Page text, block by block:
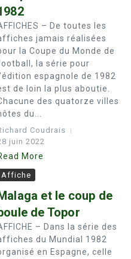
– De toutes les
jamais réalisées
la Coupe du Monde de
la série pour
l’édition espagnole de 1982
de loin la plus aboutie.
des quatorze villes
du...
Coudrais
juin 2022
More
Affiche
et le coup de
de Topor
– Dans la série des
du Mundial 1982
en Espagne, celle